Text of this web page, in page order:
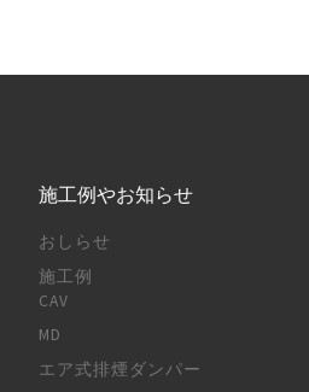
施工例やお知らせ
おしらせ
施工例
CAV
MD
エア式排煙ダンパー